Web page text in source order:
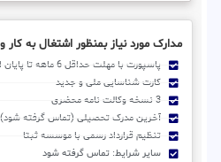
مدارک مورد نیاز بمنظور اشتغال به کار
پاسپورت با مهلت حداقل 6 ماهه تا پایان انقضا
کارت شناسایی ملی و جدید
3 نسخه وکالت نامه محضری
آخرین مدرک تحصیلی (تماس گرفته شود)
تنظیم قرارداد رسمی با موسسه ثبتا
سایر شرایط: تماس گرفته شود